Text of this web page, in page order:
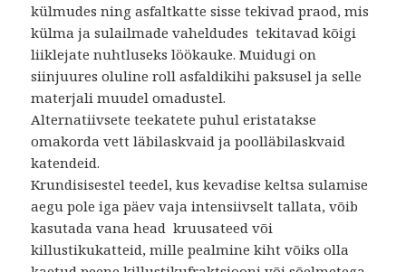
külmudes ning asfaltkatte sisse tekivad praod, mis
külma ja sulailmade vaheldudes tekitavad kõigi
liiklejate nuhtluseks löökauke. Muidugi on
siinjuures oluline roll asfaldikihi paksusel ja selle
materjali muudel omadustel.
Alternatiivsete teekatete puhul eristatakse
omakorda vett läbilaskvaid ja poolläbilaskvaid
katendeid.
Krundisisestel teedel, kus kevadise keltsa sulamise
aegu pole iga päev vaja intensiivselt tallata, võib
kasutada vana head kruusateed või
killustikukatteid, mille pealmine kiht võiks olla